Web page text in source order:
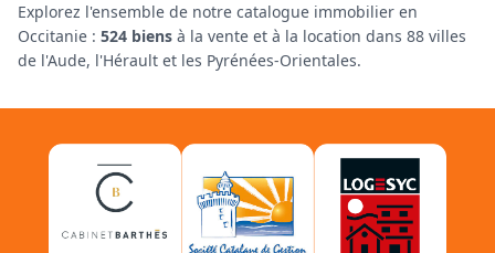
Explorez l'ensemble de notre catalogue immobilier en
Occitanie : 524 biens à la vente et à la location dans 88 villes
de l'Aude, l'Hérault et les Pyrénées-Orientales.